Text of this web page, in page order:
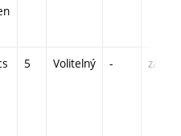
5 Volitelný - zá,zk